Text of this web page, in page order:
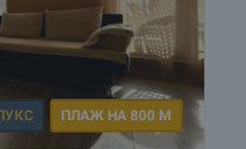
ПЛАЖ НА 800 М